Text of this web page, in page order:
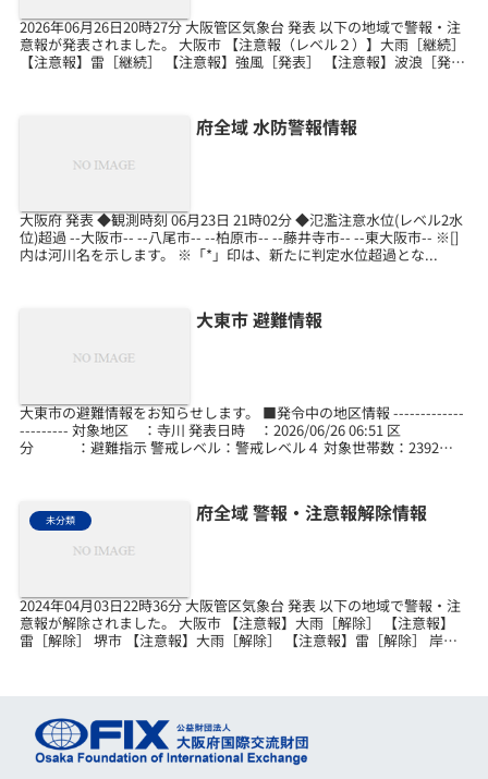
2026年06月26日20時27分 大阪管区気象台 発表 以下の地域で警報・注
意報が発表されました。 大阪市 【注意報（レベル２）】大雨［継続］
【注意報】雷［継続］ 【注意報】強風［発表］ 【注意報】波浪［発
府全域 水防警報情報
大阪府 発表 ◆観測時刻 06月23日 21時02分 ◆氾濫注意水位(レベル2水
位)超過 --大阪市-- --八尾市-- --柏原市-- --藤井寺市-- --東大阪市-- ※[]
内は河川名を示します。 ※「*」印は、新たに判定水位超過とな...
大東市 避難情報
大東市の避難情報をお知らせします。 ■発令中の地区情報 -------------
--------- 対象地区 ：寺川 発表日時 ：2026/06/26 06:51 区
分 ：避難指示 警戒レベル：警戒レベル４ 対象世帯数：2392世
未分類 府全域 警報・注意報解除情報
2024年04月03日22時36分 大阪管区気象台 発表 以下の地域で警報・注
意報が解除されました。 大阪市 【注意報】大雨［解除］ 【注意報】
雷［解除］ 堺市 【注意報】大雨［解除］ 【注意報】雷［解除］ 岸和